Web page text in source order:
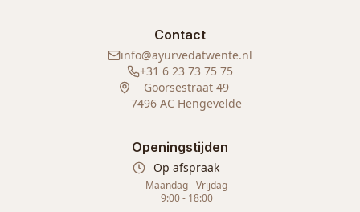
Contact
info@ayurvedatwente.nl
+31 6 23 73 75 75
Goorsestraat 49
7496 AC Hengevelde
Openingstijden
Op afspraak
Maandag - Vrijdag
9:00 - 18:00